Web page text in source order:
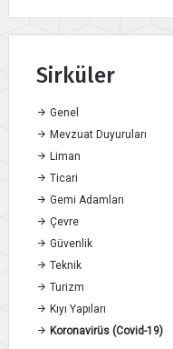
Sirküler
Genel
Mevzuat Duyuruları
Liman
Ticari
Gemi Adamları
Çevre
Güvenlik
Teknik
Turizm
Kıyı Yapıları
Koronavirüs (Covid-19)